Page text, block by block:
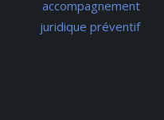
accompagnement
juridique préventif